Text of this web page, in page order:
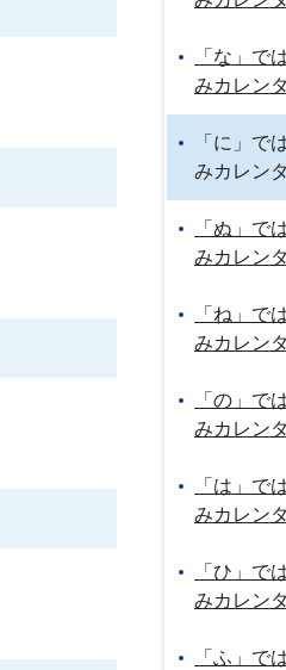
「な」で
みカレン
「に」で
みカレン
「ぬ」で
みカレン
「ね」で
みカレン
「の」で
みカレン
「は」で
みカレン
「ひ」で
みカレン
「ふ」で